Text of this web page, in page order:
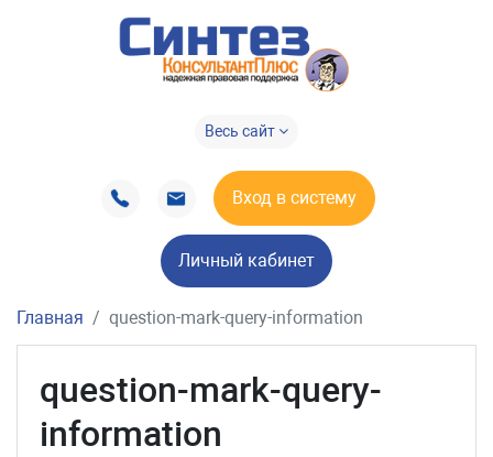
Весь сайт
Вход в систему
Личный кабинет
Главная question-mark-query-information
question-mark-query-
information